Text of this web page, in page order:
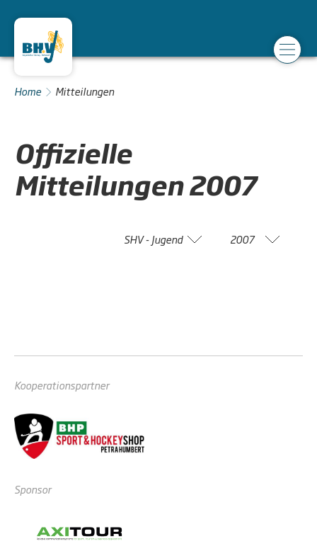
Home Mitteilungen
Offizielle
Mitteilungen2007
SHV - Jugend 2007
Kooperationspartner
Sponsor